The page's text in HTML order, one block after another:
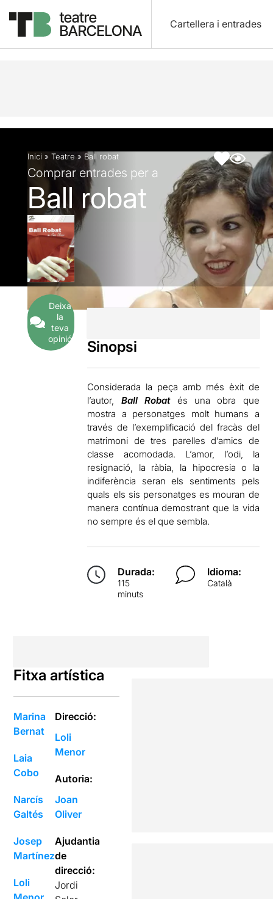
Cartellera i entrades
Descripció Fitxa artística
Inici » Teatre » Ball robat
Comprar entrades per a
Ball robat
Deixa
la
teva
opinió
Sinopsi
Considerada la peça amb més èxit de
l’autor, Ball Robatés una obra que
mostra a personatges molt humans a
través de l’exemplificació del fracàs del
matrimoni de tres parelles d’amics de
classe acomodada. L’amor, l’odi, la
resignació, la ràbia, la hipocresia o la
indiferència seran els sentiments pels
quals els sis personatges es mouran de
manera contínua demostrant que la vida
no sempre és el que sembla.
Durada:
115
minuts
Idioma:
Català
Fitxa artística
Marina
Bernat
Laia
Cobo
Narcís
Galtés
Josep
Martínez
Loli
Direcció:
Loli
Menor
Autoria:
Joan
Oliver
Ajudantia
de
direcció:
Jordi